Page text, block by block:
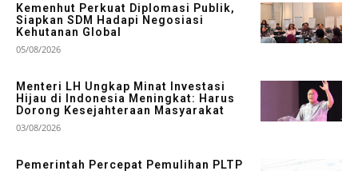
Kemenhut Perkuat Diplomasi Publik,
Siapkan SDM Hadapi Negosiasi
Kehutanan Global
05/08/2026
Menteri LH Ungkap Minat Investasi
Hijau di Indonesia Meningkat: Harus
Dorong Kesejahteraan Masyarakat
03/08/2026
Pemerintah Percepat Pemulihan PLTP